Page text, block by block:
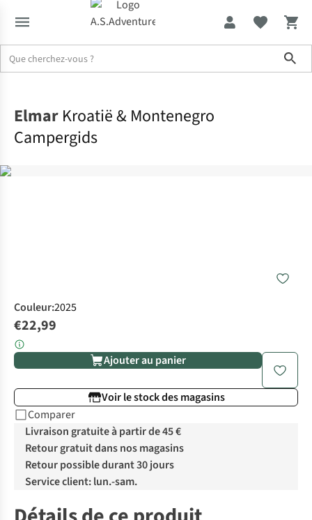
Elmar Kroatië & Montenegro
Campergids
Couleur:2025
€22,99
Ajouter au panier
Voir le stock des magasins
Comparer
Livraison gratuite à partir de 45 €
Retour gratuit dans nos magasins
Retour possible durant 30 jours
Service client: lun.-sam.